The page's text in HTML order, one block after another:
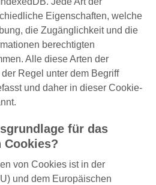
Eigenschaften, welche
die Zugänglichkeit und die
berechtigten
Alle diese Arten der
Regel unter dem Begriff
und daher in dieser Cookie-
für das
Cookies?
von Cookies ist in der
und dem Europäischen